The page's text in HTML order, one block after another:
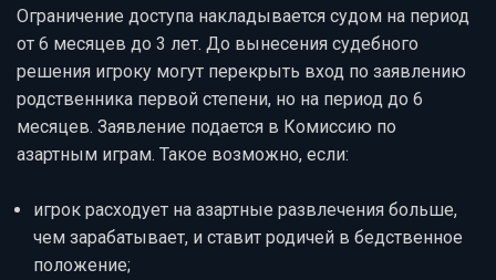
Ограничение доступа накладывается судом на период
от 6 месяцев до 3 лет. До вынесения судебного
решения игроку могут перекрыть вход по заявлению
родственника первой степени, но на период до 6
месяцев. Заявление подается в Комиссию по
азартным играм. Такое возможно, если:
игрок расходует на азартные развлечения больше,
чем зарабатывает, и ставит родичей в бедственное
положение;